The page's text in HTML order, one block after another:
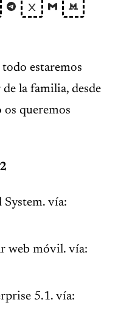
todo estaremos
la familia, desde
queremos
vía:
web móvil. vía:
5.1. vía: